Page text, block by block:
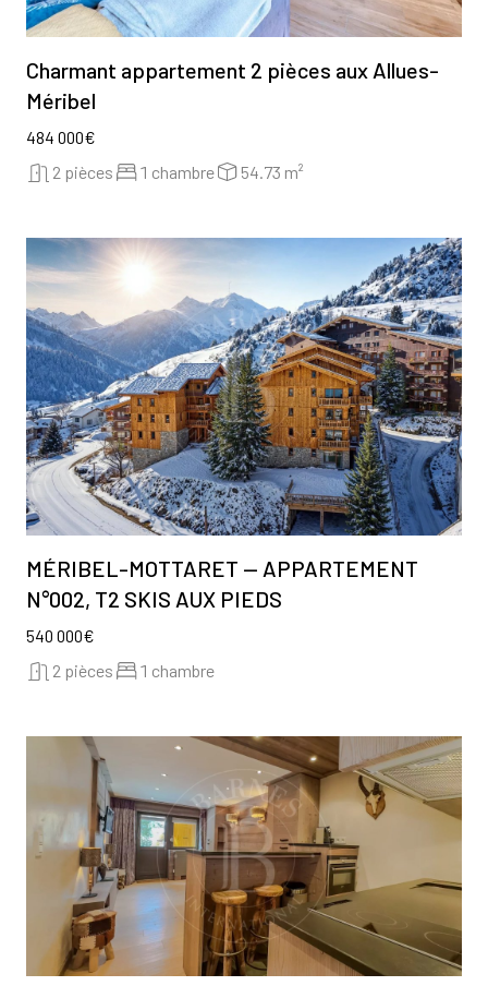
Charmant appartement 2 pièces aux Allues-
Méribel
484 000€
2 pièces
1 chambre 54.73 m²
MÉRIBEL-MOTTARET — APPARTEMENT
N°002, T2 SKIS AUX PIEDS
540 000€
2 pièces
1 chambre